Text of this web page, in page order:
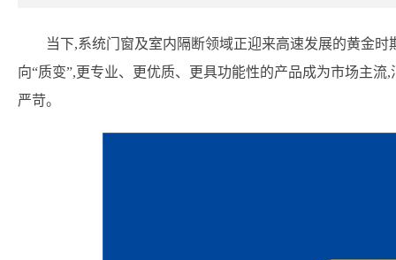
当下,系统门窗及室内隔断领域正迎来高速发展的黄金
向“质变”,更专业、更优质、更具功能性的产品成为市场主
严苛。